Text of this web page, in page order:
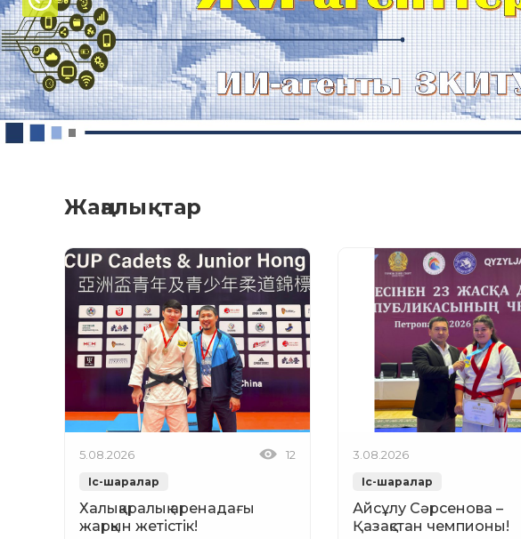
Жаңалықтар
5.08.2026 12
Іс-шаралар
Халықаралық аренадағы
жарқын жетістік!
3.08.2026
Іс-шаралар
Айсұлу Сәрсенова –
Қазақстан чемпионы!